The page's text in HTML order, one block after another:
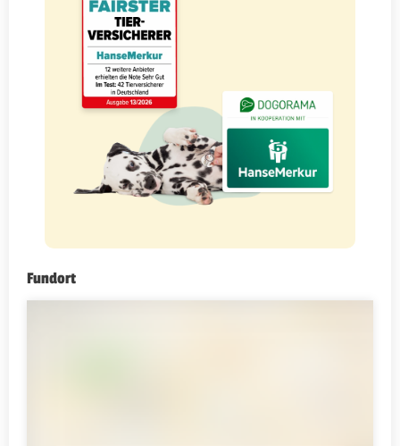
Fundort